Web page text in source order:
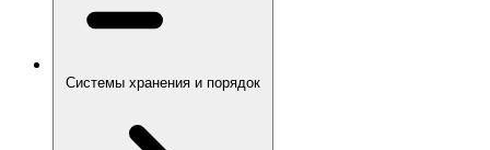
Системы хранения и порядок